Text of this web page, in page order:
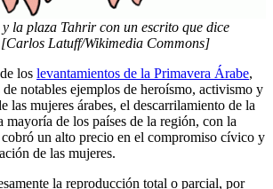
la plaza Tahrir con un escrito que dice
Latuff/Wikimedia Commons]
los levantamientos de la Primavera Árabe,
notables ejemplos de heroísmo, activismo y
las mujeres árabes, el descarrilamiento de la
mayoría de los países de la región, con la
un alto precio en el compromiso cívico y
de las mujeres.
la reproducción total o parcial, por